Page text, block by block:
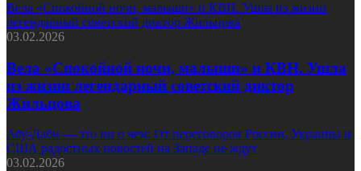
Вела «Спокойной ночи, малыши» и КВН. Ушла из жизни
легендарный советский диктор Жильцова
03.02.2026
Вела «Спокойной ночи, малыши» и КВН. Ушла
из жизни легендарный советский диктор
Жильцова
Абу-Даби — это ни о чем: От переговоров России, Украины и
США радостных новостей на Западе не ждут
03.02.2026